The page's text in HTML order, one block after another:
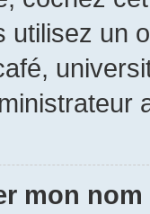
utilisez un
mon